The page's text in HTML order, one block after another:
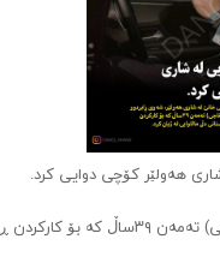
هەولێر کۆچی دوایی کرد.
لە شاری هەولێر، شەوی ڕابردوو کرێکارێکی